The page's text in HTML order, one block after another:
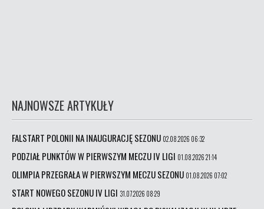
NAJNOWSZE ARTYKUŁY
FALSTART POLONII NA INAUGURACJĘ SEZONU 02.08.2026 06:32
PODZIAŁ PUNKTÓW W PIERWSZYM MECZU IV LIGI 01.08.2026 21:14
OLIMPIA PRZEGRAŁA W PIERWSZYM MECZU SEZONU 01.08.2026 07:02
START NOWEGO SEZONU IV LIGI 31.07.2026 08:29